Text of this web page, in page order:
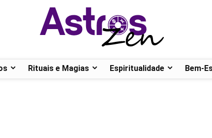
Rituais e Magias Espiritualidade Bem-